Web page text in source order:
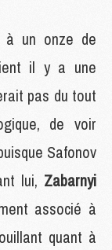
à un onze de
il y a une
pas du tout
de voir
Safonov
lui, Zabarnyi
associé à
quant à